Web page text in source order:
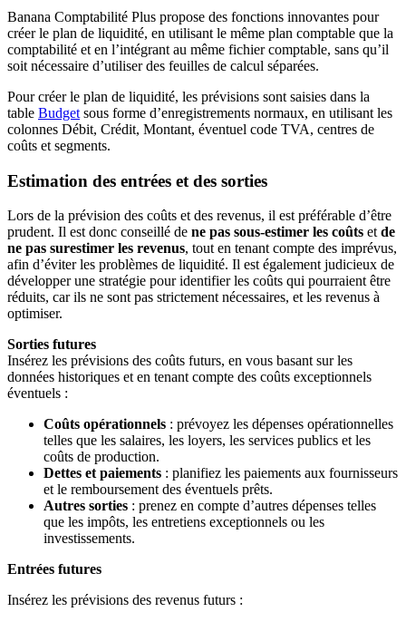
Banana Comptabilité Plus propose des fonctions innovantes pour
créer le plan de liquidité, en utilisant le même plan comptable que la
comptabilité et en l’intégrant au même fichier comptable, sans qu’il
soit nécessaire d’utiliser des feuilles de calcul séparées.
Pour créer le plan de liquidité, les prévisions sont saisies dans la
table Budget sous forme d’enregistrements normaux, en utilisant les
colonnes Débit, Crédit, Montant, éventuel code TVA, centres de
coûts et segments.
Estimation des entrées et des sorties
Lors de la prévision des coûts et des revenus, il est préférable d’être
prudent. Il est donc conseillé de ne pas sous-estimer les coûts etde
ne pas surestimer les revenus, tout en tenant compte des imprévus,
afin d’éviter les problèmes de liquidité. Il est également judicieux de
développer une stratégie pour identifier les coûts qui pourraient être
réduits, car ils ne sont pas strictement nécessaires, et les revenus à
optimiser.
Sorties futures
Insérez les prévisions des coûts futurs, en vous basant sur les
données historiques et en tenant compte des coûts exceptionnels
éventuels :
Coûts opérationnels : prévoyez les dépenses opérationnelles
telles que les salaires, les loyers, les services publics et les
coûts de production.
Dettes et paiements : planifiez les paiements aux fournisseurs
et le remboursement des éventuels prêts.
Autres sorties : prenez en compte d’autres dépenses telles
que les impôts, les entretiens exceptionnels ou les
investissements.
Entrées futures
Insérez les prévisions des revenus futurs :